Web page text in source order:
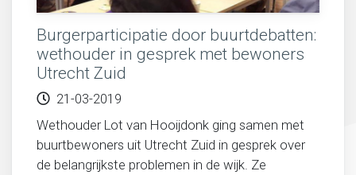
Burgerparticipatie door buurtdebatten:
wethouder in gesprek met bewoners
Utrecht Zuid
21-03-2019
Wethouder Lot van Hooijdonk ging samen met
buurtbewoners uit Utrecht Zuid in gesprek over
de belangrijkste problemen in de wijk. Ze